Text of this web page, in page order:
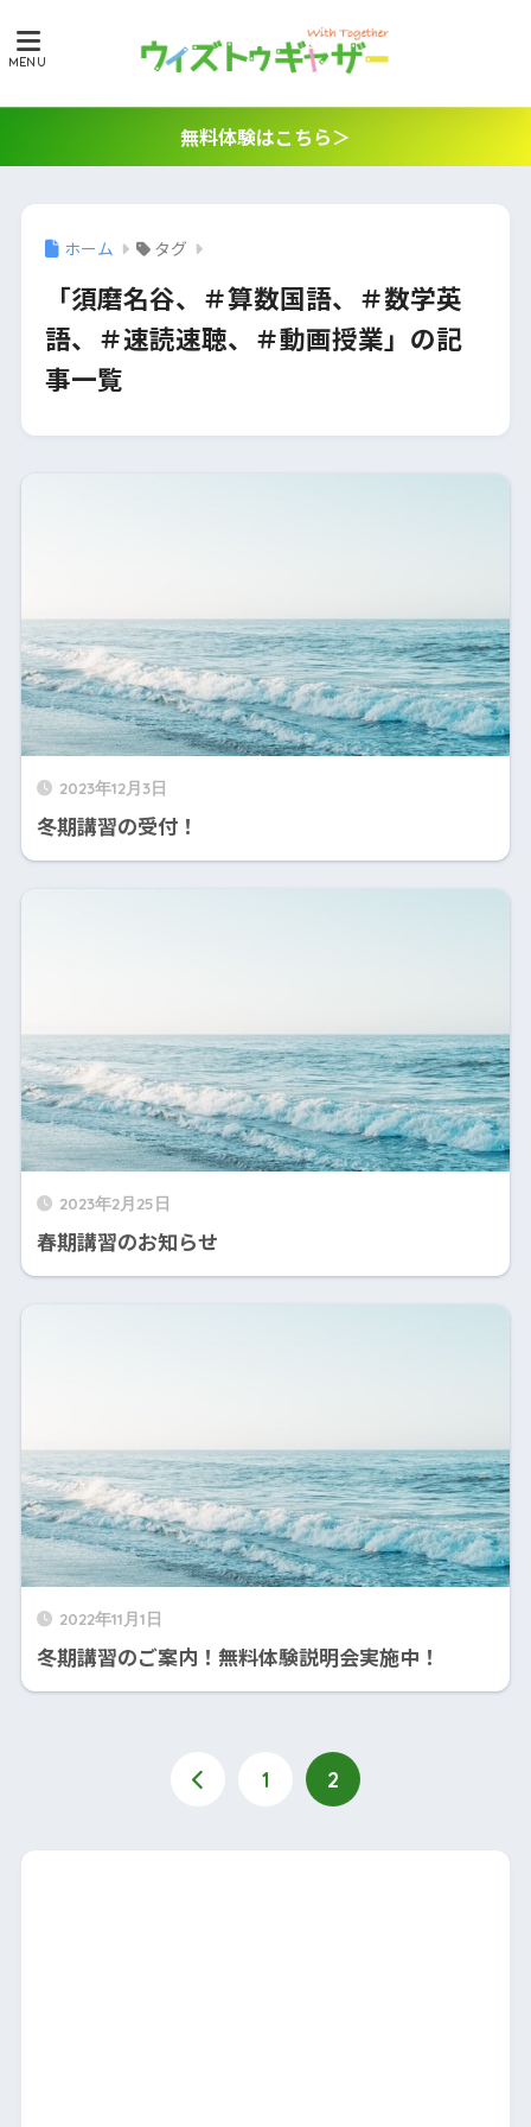
無料体験はこちら＞
ホーム タグ
「須磨名谷、＃算数国語、＃数学英
語、＃速読速聴、＃動画授業」の記
事一覧
2023年12月3日
冬期講習の受付！
2023年2月25日
春期講習のお知らせ
2022年11月1日
冬期講習のご案内！無料体験説明会実施中！
1 2